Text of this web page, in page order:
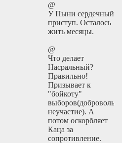
@
У Пыни сердечный
приступ. Осталось
жить месяцы.
@
Что делает
Насральный?
Правильно!
Призывает к
"бойкоту"
неучастие). А
потом оскорбляет
Каца за
сопротивление.